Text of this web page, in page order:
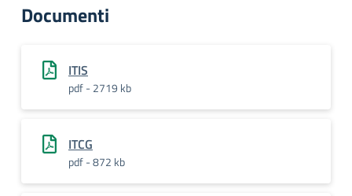
Documenti
ITIS
pdf - 2719 kb
ITCG
pdf - 872 kb